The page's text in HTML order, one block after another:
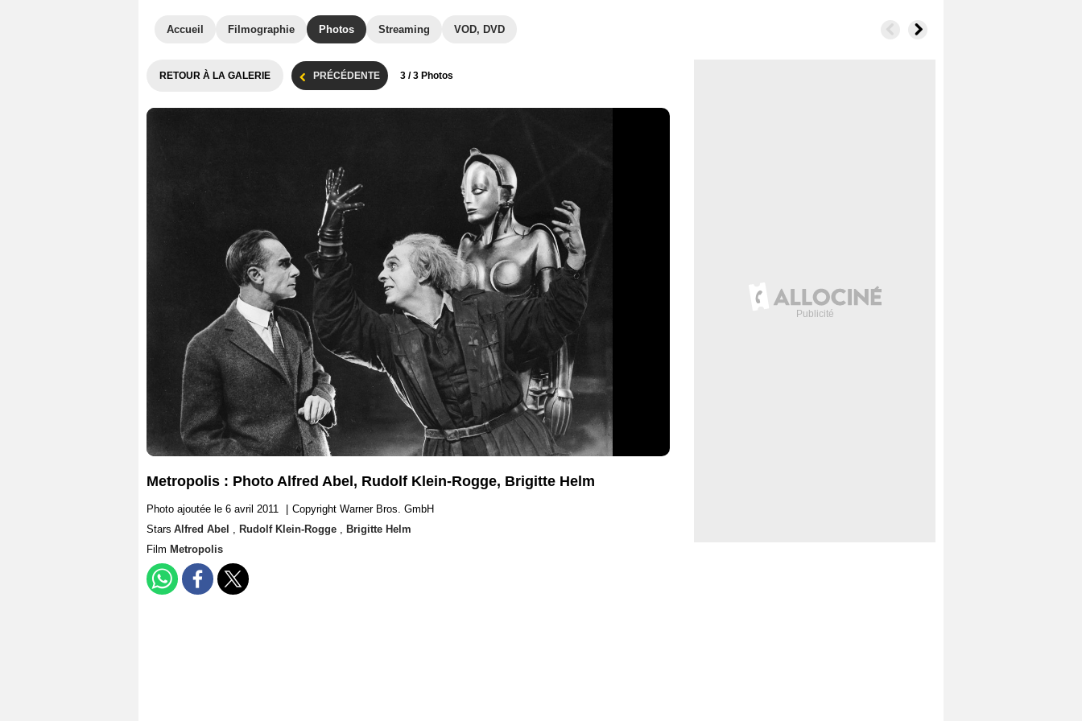
Accueil Filmographie Photos Streaming VOD, DVD
RETOUR À LA GALERIE PRÉCÉDENTE 3 / 3 Photos
Metropolis : Photo Alfred Abel, Rudolf Klein-Rogge, Brigitte Helm
Photo ajoutée le 6 avril 2011
Copyright Warner Bros. GmbH
Stars Alfred Abel , Rudolf Klein-Rogge , Brigitte Helm
Film Metropolis